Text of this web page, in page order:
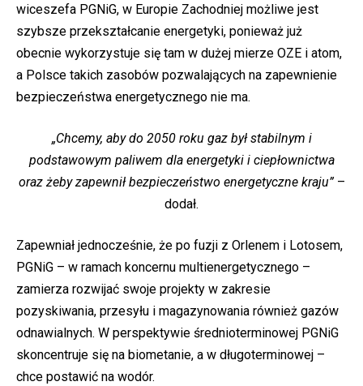
wiceszefa PGNiG, w Europie Zachodniej możliwe jest
szybsze przekształcanie energetyki, ponieważ już
obecnie wykorzystuje się tam w dużej mierze OZE i atom,
a Polsce takich zasobów pozwalających na zapewnienie
bezpieczeństwa energetycznego nie ma.
„Chcemy, aby do 2050 roku gaz był stabilnym i
podstawowym paliwem dla energetyki i ciepłownictwa
oraz żeby zapewnił bezpieczeństwo energetyczne kraju”–
dodał.
Zapewniał jednocześnie, że po fuzji z Orlenem i Lotosem,
PGNiG – w ramach koncernu multienergetycznego –
zamierza rozwijać swoje projekty w zakresie
pozyskiwania, przesyłu i magazynowania również gazów
odnawialnych. W perspektywie średnioterminowej PGNiG
skoncentruje się na biometanie, a w długoterminowej –
chce postawić na wodór.